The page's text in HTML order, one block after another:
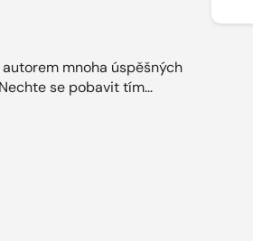
mnoha úspěšných
se pobavit tím...